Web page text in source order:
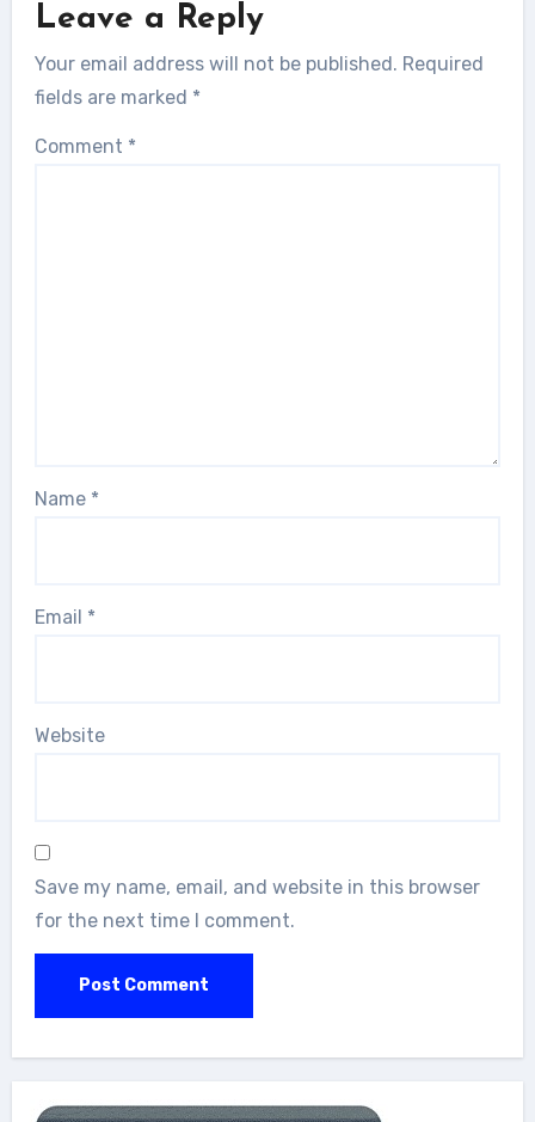
Leave a Reply
Your email address will not be published. Required
fields are marked *
Comment *
Name *
Email *
Website
Save my name, email, and website in this browser
for the next time I comment.